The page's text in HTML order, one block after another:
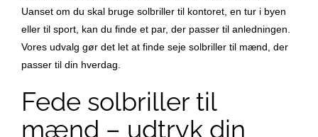
Uanset om du skal bruge solbriller til kontoret, en tur i byen
eller til sport, kan du finde et par, der passer til anledningen.
Vores udvalg gør det let at finde seje solbriller til mænd, der
passer til din hverdag.
Fede solbriller til
mænd – udtryk din